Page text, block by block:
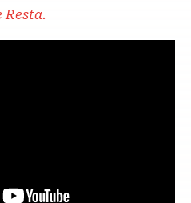
Resta.